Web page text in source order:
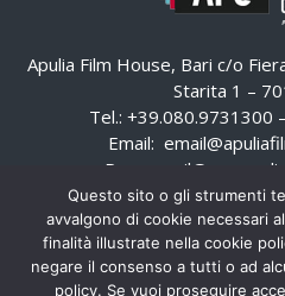
Apulia Film House, Bari c/o
Starita 1 –
Tel.: +39.080.9731300
Email:
Pec:
Questo sito o gli strumenti
avvalgono di cookie necessari
finalità illustrate nella cookie
negare il consenso a tutti o ad
policy. Se vuoi proseguire